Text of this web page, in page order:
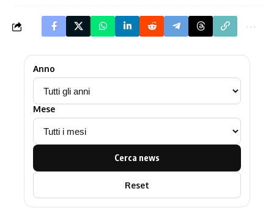
Anno
Mese
Cerca news
Reset